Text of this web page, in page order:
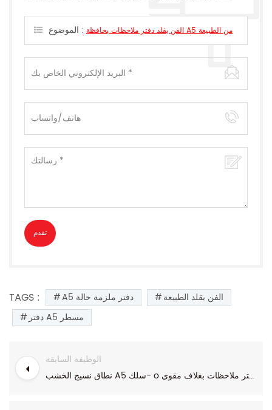
الموضوع : الفن يقلد دفتر ملاحظات بحافظة A5 من الطبيعة
TAGS : A5 دفتر ملزمة حالة
الفن يقلد الطبيعة
دفتر A5 مسطر
الوظيفة السابقة
نطاق نسيج الخشب A5 سلك- o ملزم دفتر ملاحظات بغلاف مقوى